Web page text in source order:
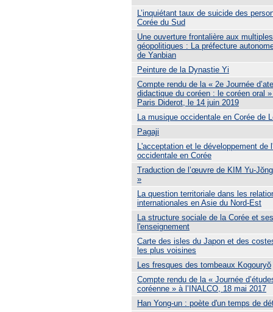
L’inquiétant taux de suicide des
Corée du Sud
Une ouverture frontalière aux
géopolitiques : La préfecture
de Yanbian
Peinture de la Dynastie Yi
Compte rendu de la « 2e Journée
didactique du coréen : le coréen oral »
Paris Diderot, le 14 juin 2019
La musique occidentale en Corée de
Pagaji
L'acceptation et le développement de
occidentale en Corée
Traduction de l’œuvre de KIM Yu-
»
La question territoriale dans les
internationales en Asie du Nord-Est
La structure sociale de la Corée et
l'enseignement
Carte des isles du Japon et des
les plus voisines
Les fresques des tombeaux Kogouryŏ
Compte rendu de la « Journée
coréenne » à l’INALCO, 18 mai 2017
Han Yong-un : poète d'un temps de